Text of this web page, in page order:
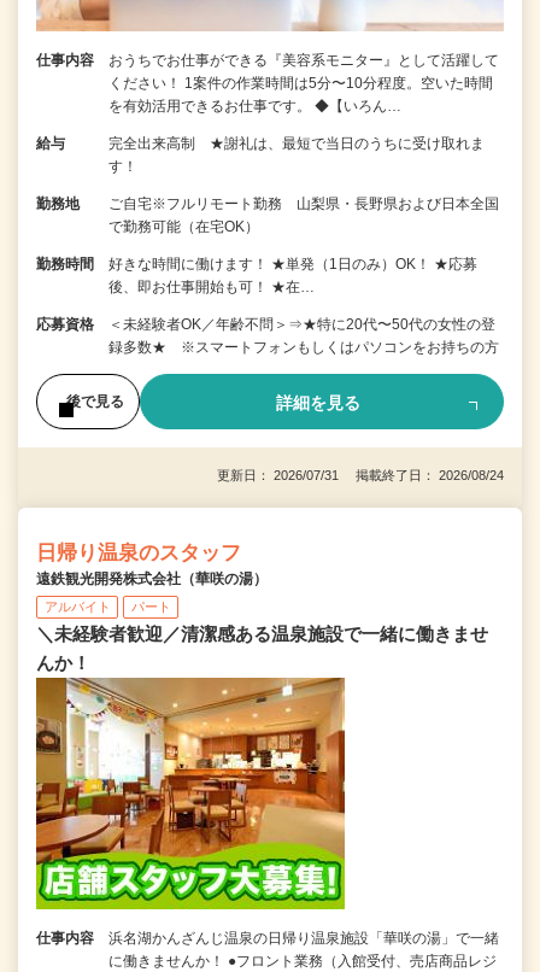
仕事内容
おうちでお仕事ができる『美容系モニター』として活躍して
ください！ 1案件の作業時間は5分〜10分程度。空いた時間
を有効活用できるお仕事です。 ◆【いろん…
給与
完全出来高制 ★謝礼は、最短で当日のうちに受け取れま
す！
勤務地
ご自宅※フルリモート勤務 山梨県・長野県および日本全国
で勤務可能（在宅OK）
勤務時間
好きな時間に働けます！ ★単発（1日のみ）OK！ ★応募
後、即お仕事開始も可！ ★在…
応募資格
＜未経験者OK／年齢不問＞⇒★特に20代〜50代の女性の登
録多数★ ※スマートフォンもしくはパソコンをお持ちの方
後で見る 詳細を見る
更新日： 2026/07/31 掲載終了日： 2026/08/24
日帰り温泉のスタッフ
遠鉄観光開発株式会社（華咲の湯）
アルバイト パート
＼未経験者歓迎／清潔感ある温泉施設で一緒に働きませ
んか！
仕事内容
浜名湖かんざんじ温泉の日帰り温泉施設「華咲の湯」で一緒
に働きませんか！ ●フロント業務（入館受付、売店商品レジ